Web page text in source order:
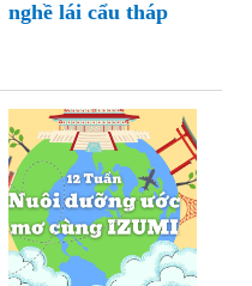
nghề lái cẩu tháp